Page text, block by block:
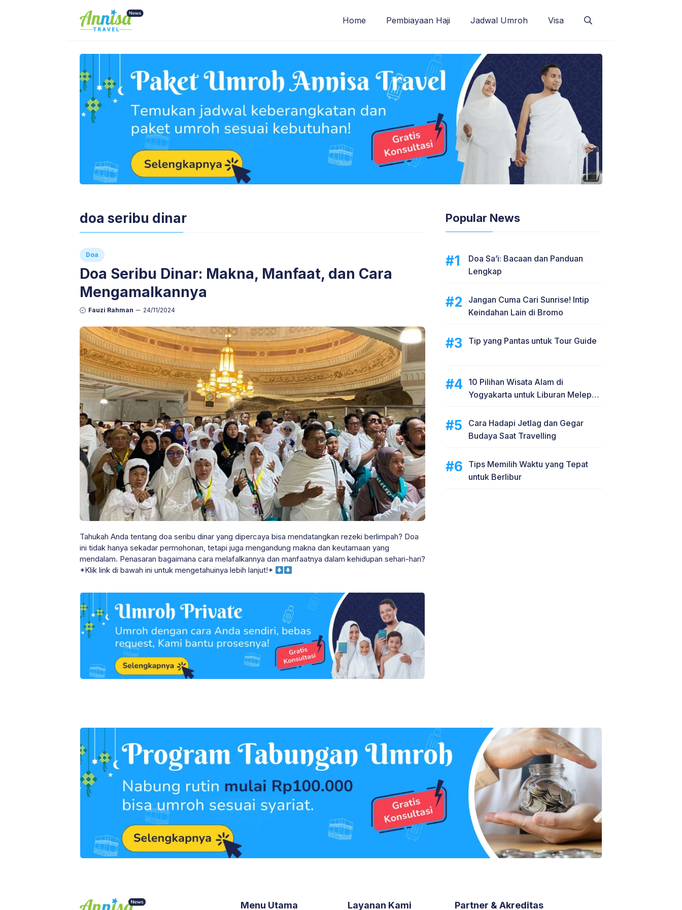
Home Pembiayaan Haji Jadwal Umroh Visa
doa seribu dinar
Doa
Doa Seribu Dinar: Makna, Manfaat, dan Cara
Mengamalkannya
Fauzi Rahman 24/11/2024
Tahukah Anda tentang doa seribu dinar yang dipercaya bisa mendatangkan rezeki berlimpah? Doa
ini tidak hanya sekadar permohonan, tetapi juga mengandung makna dan keutamaan yang
mendalam. Penasaran bagaimana cara melafalkannya dan manfaatnya dalam kehidupan sehari-hari?
*Klik link di bawah ini untuk mengetahuinya lebih lanjut!*
Popular News
Doa Sa’i: Bacaan dan Panduan
Lengkap
Jangan Cuma Cari Sunrise! Intip
Keindahan Lain di Bromo
Tip yang Pantas untuk Tour Guide
10 Pilihan Wisata Alam di
Yogyakarta untuk Liburan Melepas
Cara Hadapi Jetlag dan Gegar
Budaya Saat Travelling
Tips Memilih Waktu yang Tepat
untuk Berlibur
Menu Utama Layanan Kami Partner & Akreditas